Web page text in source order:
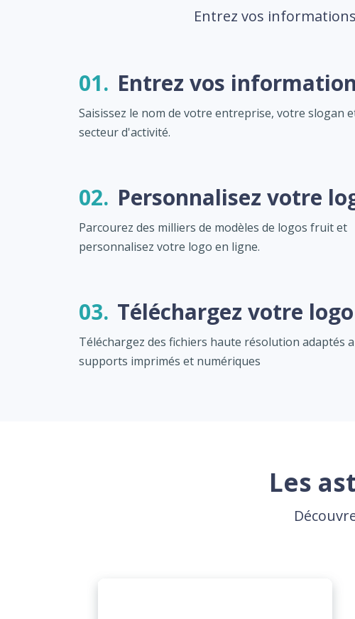
Entrez vos
01. Entrez vos
Saisissez le nom de votre entreprise, votre slogan
secteur d'activité.
02. Personnalisez votre
Parcourez des milliers de modèles de logos fruit et
personnalisez votre logo en ligne.
03. Téléchargez votre logo
Téléchargez des fichiers haute résolution adaptés
supports imprimés et numériques
Les